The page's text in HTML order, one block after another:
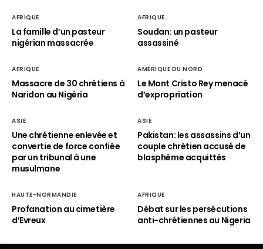
AFRIQUE
La famille d’un pasteur
nigérian massacrée
AFRIQUE
Soudan: un pasteur
assassiné
AFRIQUE
Massacre de 30 chrétiens à
Naridon au Nigéria
AMÉRIQUE DU NORD
Le Mont Cristo Rey menacé
d’expropriation
ASIE
Une chrétienne enlevée et
convertie de force confiée
par un tribunal à une
musulmane
ASIE
Pakistan: les assassins d’un
couple chrétien accusé de
blasphème acquittés
HAUTE-NORMANDIE
Profanation au cimetière
d’Evreux
AFRIQUE
Débat sur les persécutions
anti-chrétiennes au Nigeria